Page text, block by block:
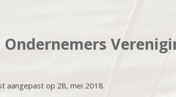
Ondernemers
aangepast op 28, mei 2018.